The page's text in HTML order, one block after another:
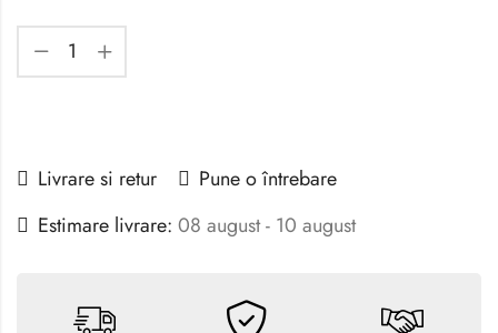
Livrare si retur
Pune o întrebare
Estimare livrare: 08 august - 10 august